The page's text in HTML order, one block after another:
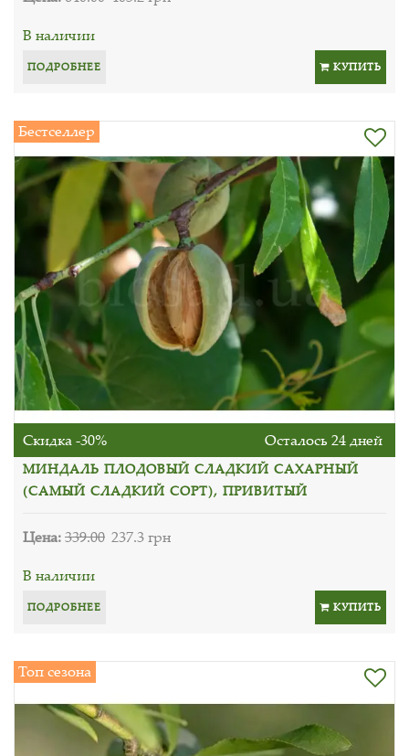
В наличии
ПОДРОБНЕЕ КУПИТЬ
Бестселлер
Скидка -30% Осталось 24 дней
МИНДАЛЬ ПЛОДОВЫЙ СЛАДКИЙ САХАРНЫЙ
(САМЫЙ СЛАДКИЙ СОРТ), ПРИВИТЫЙ
Цена:339.00 237.3 грн
В наличии
ПОДРОБНЕЕ КУПИТЬ
Топ сезона